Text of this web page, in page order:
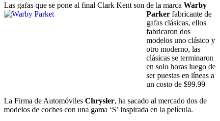
Las gafas que se pone al final Clark Kent son de la marca Warby
Parker fabricante de
gafas clásicas, ellos
fabricaron dos
modelos uno clásico y
otro moderno, las
clásicas se terminaron
en solo horas luego de
ser puestas en líneas a
un costo de $99.99
La Firma de Automóviles Chrysler, ha sacado al mercado dos de
modelos de coches con una gama ‘S’ inspirada en la película.